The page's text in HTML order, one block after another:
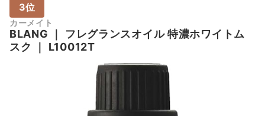
3位
カーメイト
BLANG
フレグランスオイル 特濃ホワイトム
スク
L10012T